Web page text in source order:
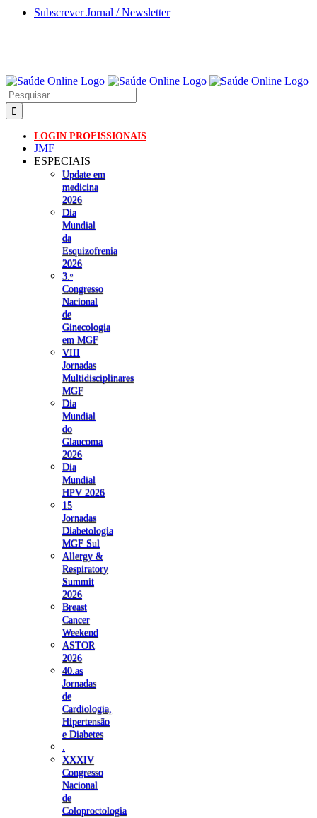
Skip
Subscrever Jornal / Newsletter
Pesquisar
LOGIN PROFISSIONAIS
JMF
ESPECIAIS
Update em
medicina
2026
Dia
Mundial
da
Esquizofrenia
2026
3.ᵒ
Congresso
Nacional
de
Ginecologia
em MGF
VIII
Jornadas
Multidisciplinares
MGF
Dia
Mundial
do
Glaucoma
2026
Dia
Mundial
HPV 2026
15
Jornadas
Diabetologia
MGF Sul
Allergy &
Respiratory
Summit
2026
Breast
Cancer
Weekend
ASTOR
2026
40.as
Jornadas
de
Cardiologia,
Hipertensão
e Diabetes
XXXIV
Congresso
Nacional
de
Coloproctologia